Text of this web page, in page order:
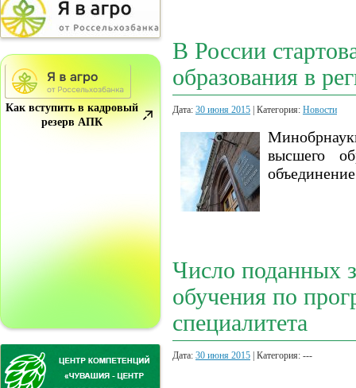
Как вступить в кадровый
резерв АПК
В России
образования в
Дата: 30 июня 2015 | Категория: Новости
высшего
Число поданных
обучения по
специалитета
Дата: 30 июня 2015 | Категория: ---